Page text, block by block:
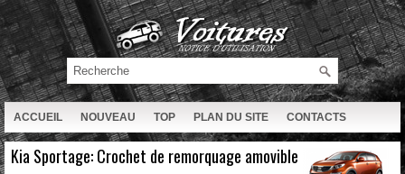
ACCUEIL NOUVEAU TOP PLAN DU SITE CONTACTS
RECHERCHE
Kia Sportage: Crochet de remorquage amovible